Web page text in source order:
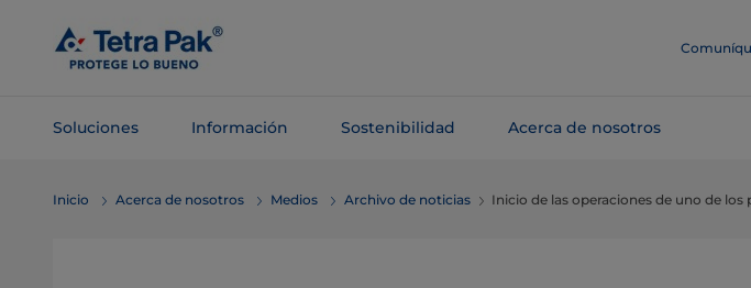
contenido
principal
Soluciones Información Sostenibilidad Acerca de nosotros
navegación
Inicio Acerca de nosotros Medios Archivo de noticias Inicio de las operaciones de uno de